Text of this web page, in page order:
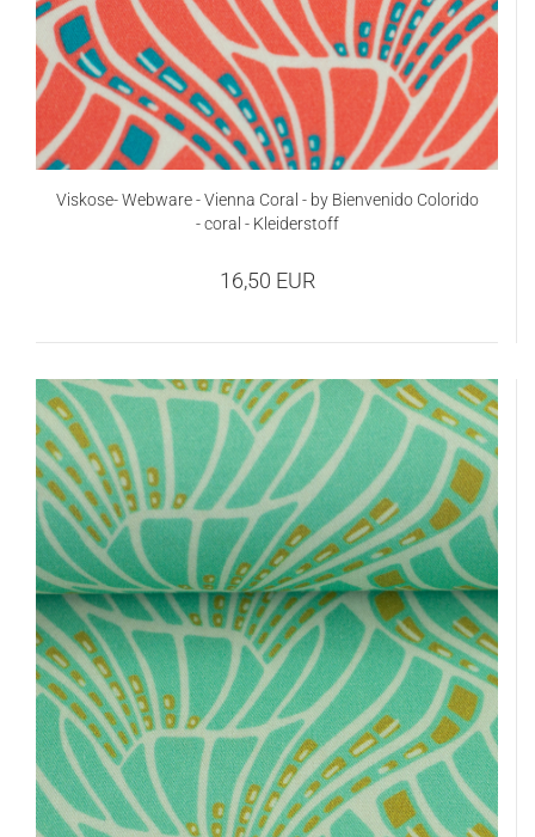
Viskose- Webware - Vienna Coral - by Bienvenido Colorido
- coral - Kleiderstoff
16,50 EUR